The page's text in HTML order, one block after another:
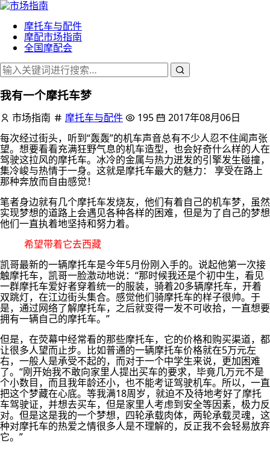
摩托车与配件
摩配市场指南
全国摩配会
我有一个摩托车梦
市场指南 摩托车与配件 195
2017年08月06日
每次经过街头，听到“轰轰”的机车声音总有不少人忍不住闻声张
望。想要看看充满狂野气息的机车造型，也会好奇什么样的人在
驾驶这拉风的摩托车。冰冷的金属与热力迸发的引擎发生碰撞，
集冷峻与热情于一身。这就是摩托车最大的魅力： 享受在路上
那种奔放而自由感觉！
笔者身边就有几个摩托车发烧友，他们有着自己的机车梦，虽然
实现梦想的道路上会遇见各种各样的困难，但是为了自己的梦想
他们一直执着地坚持和努力着。
希望带着它去西藏
凯哥最新的一辆摩托车是今年5月份刚入手的。说起他第一次接
触摩托车，凯哥一脸激动地说：“那时候我还是个初中生，看见
一群摩托车爱好者穿着统一的服装，骑着20多辆摩托车，开着
双跳灯，在江边街头集合。感觉他们骑摩托车的样子很帅。于
是，通过网络了解摩托车，之后就变得一发不可收拾，一直想要
拥有一辆自己的摩托车。”
但是，在荧幕中经常看的那些摩托车，它的价格和购买渠道，都
让很多人望而止步。比如普通的一辆摩托车价格就在5万元左
右，一般人是承受不起的，而对于一个中学生来说，更加困难
了。“刚开始我不敢向家里人提出买车的要求，毕竟几万元不是
个小数目，而且我年龄还小，也不能考证驾驶机车。所以，一直
把这个梦藏在心底。等我满18周岁，就迫不及待地考好了摩托
车驾驶证，并想去买车，但是家里人考虑到安全等因素，极力反
对。但是这是我的一个梦想，四轮承载肉体，两轮承载灵魂，这
种对摩托车的热爱之情很多人是不理解的，反正我不会轻易放弃
它。”